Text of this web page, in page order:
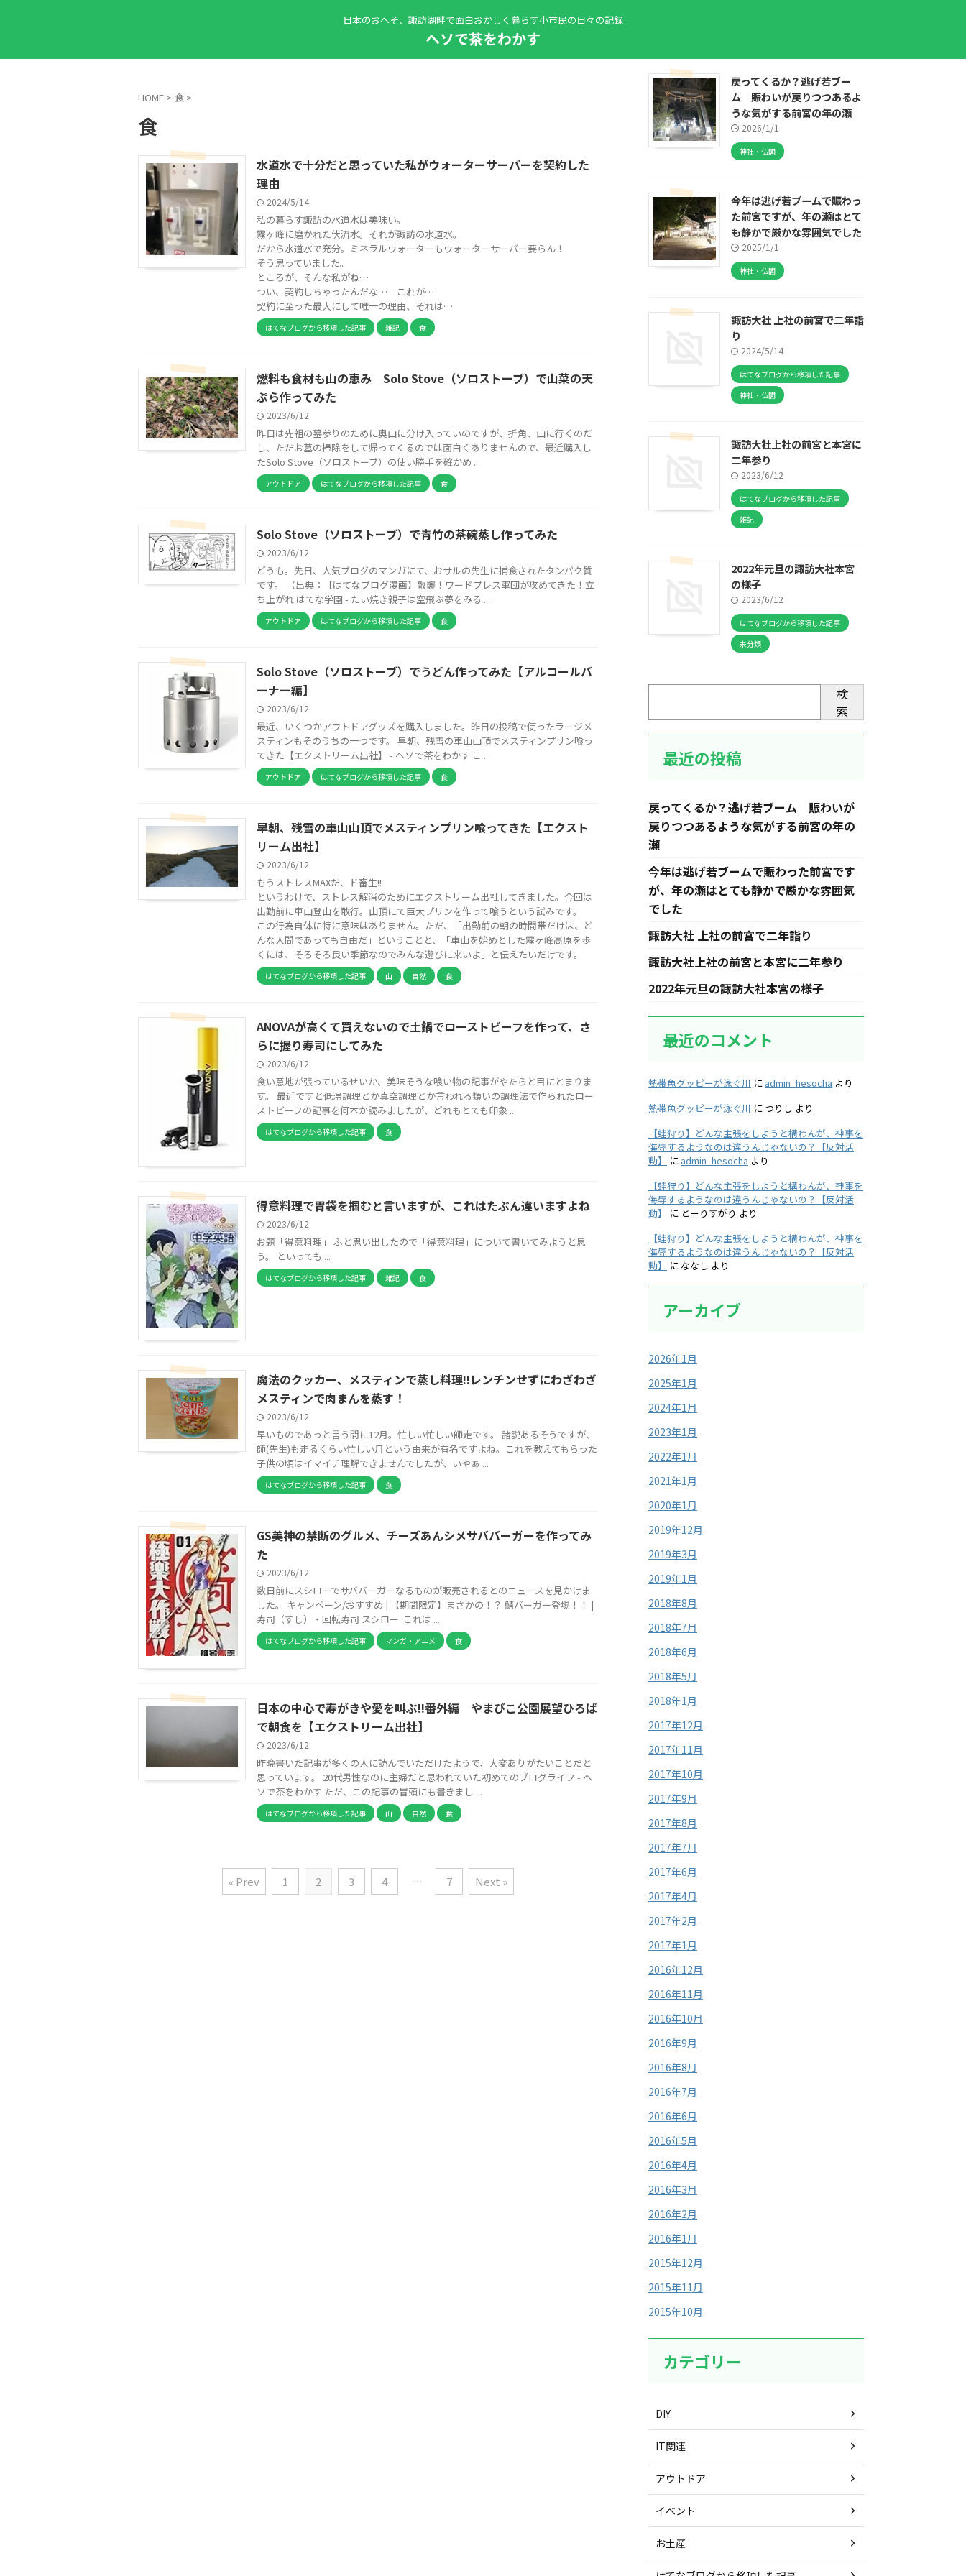
日本のおへそ、諏訪湖畔で面白おかしく暮らす小市民の日々の記録
ヘソで茶をわかす
HOME > 食 >
食
水道水で十分だと思っていた私がウォーターサーバーを契約した
理由
2024/5/14
私の暮らす諏訪の水道水は美味い。
霧ヶ峰に磨かれた伏流水。それが諏訪の水道水。
だから水道水で充分。ミネラルウォーターもウォーターサーバー要らん！
そう思っていました。
ところが、そんな私がね…
つい、契約しちゃったんだな… これが…
契約に至った最大にして唯一の理由、それは…
はてなブログから移項した記事 雑記 食
燃料も食材も山の恵み Solo Stove（ソロストーブ）で山菜の天
ぷら作ってみた
2023/6/12
昨日は先祖の墓参りのために奥山に分け入っていのですが、折角、山に行くのだ
し、ただお墓の掃除をして帰ってくるのでは面白くありませんので、最近購入し
たSolo Stove（ソロストーブ）の使い勝手を確かめ ...
アウトドア はてなブログから移項した記事 食
Solo Stove（ソロストーブ）で青竹の茶碗蒸し作ってみた
2023/6/12
どうも。先日、人気ブログのマンガにて、おサルの先生に捕食されたタンパク質
です。 （出典：【はてなブログ漫画】敵襲！ワードプレス軍団が攻めてきた！立
ち上がれ はてな学園 - たい焼き親子は空飛ぶ夢をみる ...
アウトドア はてなブログから移項した記事 食
Solo Stove（ソロストーブ）でうどん作ってみた【アルコールバ
ーナー編】
2023/6/12
最近、いくつかアウトドアグッズを購入しました。昨日の投稿で使ったラージメ
スティンもそのうちの一つです。 早朝、残雪の車山山頂でメスティンプリン喰っ
てきた【エクストリーム出社】 - ヘソで茶をわかす こ ...
アウトドア はてなブログから移項した記事 食
早朝、残雪の車山山頂でメスティンプリン喰ってきた【エクスト
リーム出社】
2023/6/12
もうストレスMAXだ、ド畜生!!
というわけで、ストレス解消のためにエクストリーム出社してきました。今回は
出勤前に車山登山を敢行。山頂にて巨大プリンを作って喰うという試みです。
この行為自体に特に意味はありません。ただ、「出勤前の朝の時間帯だけは、ど
んな人間であっても自由だ」ということと、「車山を始めとした霧ヶ峰高原を歩
くには、そろそろ良い季節なのでみんな遊びに来いよ」と伝えたいだけです。
はてなブログから移項した記事 山 自然 食
ANOVAが高くて買えないので土鍋でローストビーフを作って、さ
らに握り寿司にしてみた
2023/6/12
食い意地が張っているせいか、美味そうな喰い物の記事がやたらと目にとまりま
す。 最近ですと低温調理とか真空調理とか言われる類いの調理法で作られたロー
ストビーフの記事を何本か読みましたが、どれもとても印象 ...
はてなブログから移項した記事 食
得意料理で胃袋を掴むと言いますが、これはたぶん違いますよね
2023/6/12
お題「得意料理」 ふと思い出したので「得意料理」について書いてみようと思
う。 といっても ...
はてなブログから移項した記事 雑記 食
魔法のクッカー、メスティンで蒸し料理!!レンチンせずにわざわざ
メスティンで肉まんを蒸す！
2023/6/12
早いものであっと言う間に12月。忙しい忙しい師走です。 諸説あるそうですが、
師(先生)も走るくらい忙しい月という由来が有名ですよね。これを教えてもらった
子供の頃はイマイチ理解できませんでしたが、いやぁ ...
はてなブログから移項した記事 食
GS美神の禁断のグルメ、チーズあんシメサババーガーを作ってみ
た
2023/6/12
数日前にスシローでサババーガーなるものが販売されるとのニュースを見かけま
した。 キャンペーン/おすすめ | 【期間限定】まさかの！？ 鯖バーガー登場！！ |
寿司（すし）・回転寿司 スシロー これは ...
はてなブログから移項した記事 マンガ・アニメ 食
日本の中心で寿がきや愛を叫ぶ!!番外編 やまびこ公園展望ひろば
で朝食を【エクストリーム出社】
2023/6/12
昨晩書いた記事が多くの人に読んでいただけたようで、大変ありがたいことだと
思っています。 20代男性なのに主婦だと思われていた初めてのブログライフ - ヘ
ソで茶をわかす ただ、この記事の冒頭にも書きまし ...
はてなブログから移項した記事 山 自然 食
« Prev 1 2 3 4 … 7 Next »
戻ってくるか？逃げ若ブー
ム 賑わいが戻りつつあるよ
うな気がする前宮の年の瀬
2026/1/1
神社・仏閣
今年は逃げ若ブームで賑わっ
た前宮ですが、年の瀬はとて
も静かで厳かな雰囲気でした
2025/1/1
神社・仏閣
諏訪大社 上社の前宮で二年詣
り
2024/5/14
はてなブログから移項した記事
神社・仏閣
諏訪大社上社の前宮と本宮に
二年参り
2023/6/12
はてなブログから移項した記事
雑記
2022年元旦の諏訪大社本宮
の様子
2023/6/12
はてなブログから移項した記事
未分類
検
索
最近の投稿
戻ってくるか？逃げ若ブーム 賑わいが
戻りつつあるような気がする前宮の年の
瀬
今年は逃げ若ブームで賑わった前宮です
が、年の瀬はとても静かで厳かな雰囲気
でした
諏訪大社 上社の前宮で二年詣り
諏訪大社上社の前宮と本宮に二年参り
2022年元旦の諏訪大社本宮の様子
最近のコメント
熱帯魚グッピーが泳ぐ川 に admin_hesocha より
熱帯魚グッピーが泳ぐ川 に つりし より
【蛙狩り】どんな主張をしようと構わんが、神事を
侮辱するようなのは違うんじゃないの？【反対活
動】
に admin_hesocha より
【蛙狩り】どんな主張をしようと構わんが、神事を
侮辱するようなのは違うんじゃないの？【反対活
動】
に とーりすがり より
【蛙狩り】どんな主張をしようと構わんが、神事を
侮辱するようなのは違うんじゃないの？【反対活
動】
に ななし より
アーカイブ
2026年1月
2025年1月
2024年1月
2023年1月
2022年1月
2021年1月
2020年1月
2019年12月
2019年3月
2019年1月
2018年8月
2018年7月
2018年6月
2018年5月
2018年1月
2017年12月
2017年11月
2017年10月
2017年9月
2017年8月
2017年7月
2017年6月
2017年4月
2017年2月
2017年1月
2016年12月
2016年11月
2016年10月
2016年9月
2016年8月
2016年7月
2016年6月
2016年5月
2016年4月
2016年3月
2016年2月
2016年1月
2015年12月
2015年11月
2015年10月
カテゴリー
DIY
IT関連
アウトドア
イベント
お土産